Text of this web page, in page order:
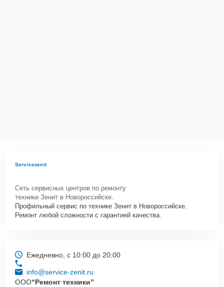
Servicezenit
Сеть сервисных центров по ремонту
техники Зенит в Новороссийске.
Профильный сервис по технике Зенит в Новороссийске.
Ремонт любой сложности с гарантией качества.
Ежедневно, с 10:00 до 20:00
info@service-zenit.ru
ООО“Ремонт техники”